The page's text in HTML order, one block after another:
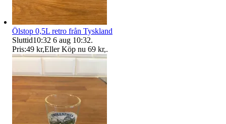
Ölstop 0,5L retro från Tyskland
Sluttid10:32 6 aug 10:32.
Pris:49 kr,Eller Köp nu 69 kr,.